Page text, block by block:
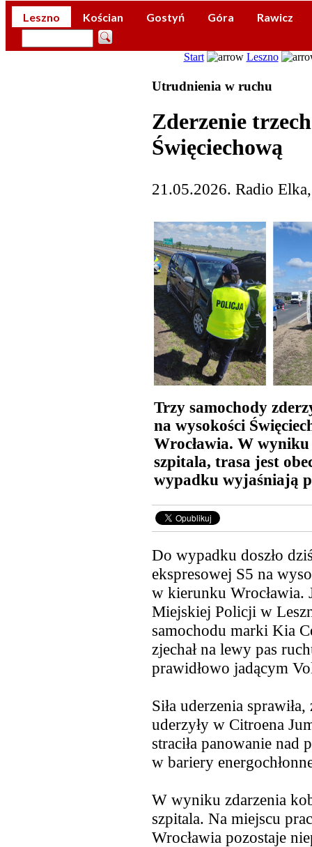
Leszno Kościan Gostyń Góra Rawicz
Start Leszno
Utrudnienia w ruchu
Zderzenie
Święciechową
21.05.2026. Radio
Trzy samochody
na wysokości
Wrocławia. W
szpitala, trasa jest
wypadku wyjaśniają
Do wypadku doszło
ekspresowej S5 na
w kierunku Wrocławia.
Miejskiej Policji w
samochodu marki Kia
zjechał na lewy pas
prawidłowo jadącym
Siła uderzenia
uderzyły w Citroena
straciła panowanie nad
w bariery
W wyniku zdarzenia
szpitala. Na miejscu
Wrocławia pozostaje